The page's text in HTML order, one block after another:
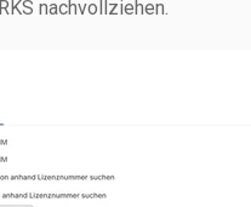
nachvollziehen.